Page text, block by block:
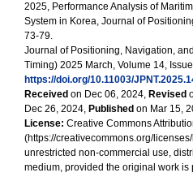
2025, Performance Analysis of
System in Korea, Journal of
73-79.
Journal of Positioning, Navigation,
Timing) 2025 March, Volume 14,
https://doi.org/10.11003/
Received on Dec 06, 2024, Revised
Dec 26, 2024, Published on Mar 15,
License: Creative Commons
(https://creativecommons.org/
unrestricted non-commercial use,
medium, provided the original work is